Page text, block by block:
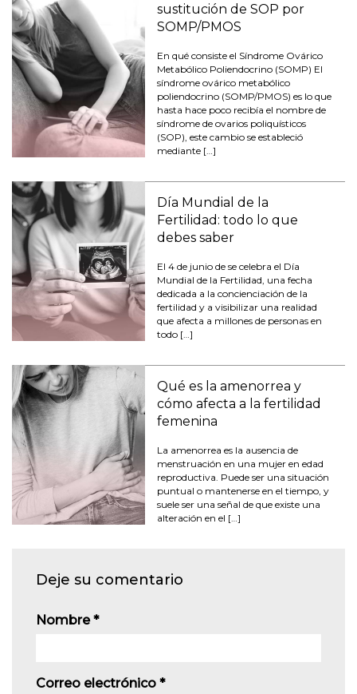
sustitución de SOP por
SOMP/PMOS
En qué consiste el Síndrome Ovárico
Metabólico Poliendocrino (SOMP) El
síndrome ovárico metabólico
poliendocrino (SOMP/PMOS) es lo que
hasta hace poco recibía el nombre de
síndrome de ovarios poliquísticos
(SOP), este cambio se estableció
mediante […]
Día Mundial de la
Fertilidad: todo lo que
debes saber
El 4 de junio de se celebra el Día
Mundial de la Fertilidad, una fecha
dedicada a la concienciación de la
fertilidad y a visibilizar una realidad
que afecta a millones de personas en
todo […]
Qué es la amenorrea y
cómo afecta a la fertilidad
femenina
La amenorrea es la ausencia de
menstruación en una mujer en edad
reproductiva. Puede ser una situación
puntual o mantenerse en el tiempo, y
suele ser una señal de que existe una
alteración en el […]
Deje su comentario
Nombre*
Correo electrónico *